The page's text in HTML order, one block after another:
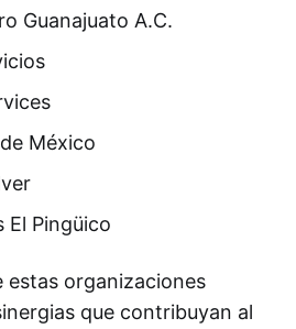
Guanajuato A.C.
México
El Pingüico
estas organizaciones
que contribuyan al